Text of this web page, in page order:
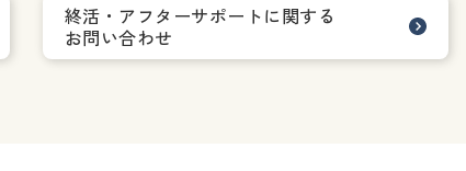
終活・アフターサポートに関する
お問い合わせ